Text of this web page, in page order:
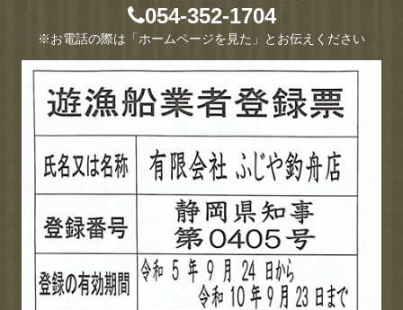
054-352-1704
※お電話の際は「ホームページを見た」とお伝えください